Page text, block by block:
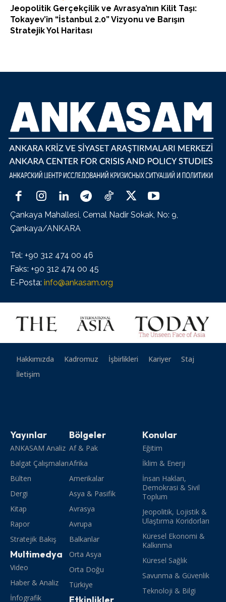
Jeopolitik Gerçekçilik ve Avrasya’nın Kilit Taşı:
Tokayev’in “İstanbul 2.0” Vizyonu ve Barışın
Stratejik Yol Haritası
Çankaya Mahallesi, Cemal Nadir Sokak, No: 9,
Çankaya/ANKARA
Tel: +90 312 474 00 46
Faks: +90 312 474 00 45
E-Posta: info@ankasam.org
Hakkımızda Kadromuz İşbirlikleri Kariyer
Staj
İletişim
Yayınlar
ANKASAM Analiz
Balgat Çalışmaları
Bülten
Dergi
Kitap
Rapor
Stratejik Bakış
Multimedya
Video
Haber & Analiz
İnfografik
Bölgeler
Af & Pak
Afrika
Amerikalar
Asya & Pasifik
Avrasya
Avrupa
Balkanlar
Orta Asya
Orta Doğu
Türkiye
Konular
Eğitim
İklim & Enerji
İnsan Hakları,
Demokrasi & Sivil
Toplum
Jeopolitik, Lojistik &
Ulaştırma Koridorları
Küresel Ekonomi &
Kalkınma
Küresel Sağlık
Savunma & Güvenlik
Teknoloji & Bilgi